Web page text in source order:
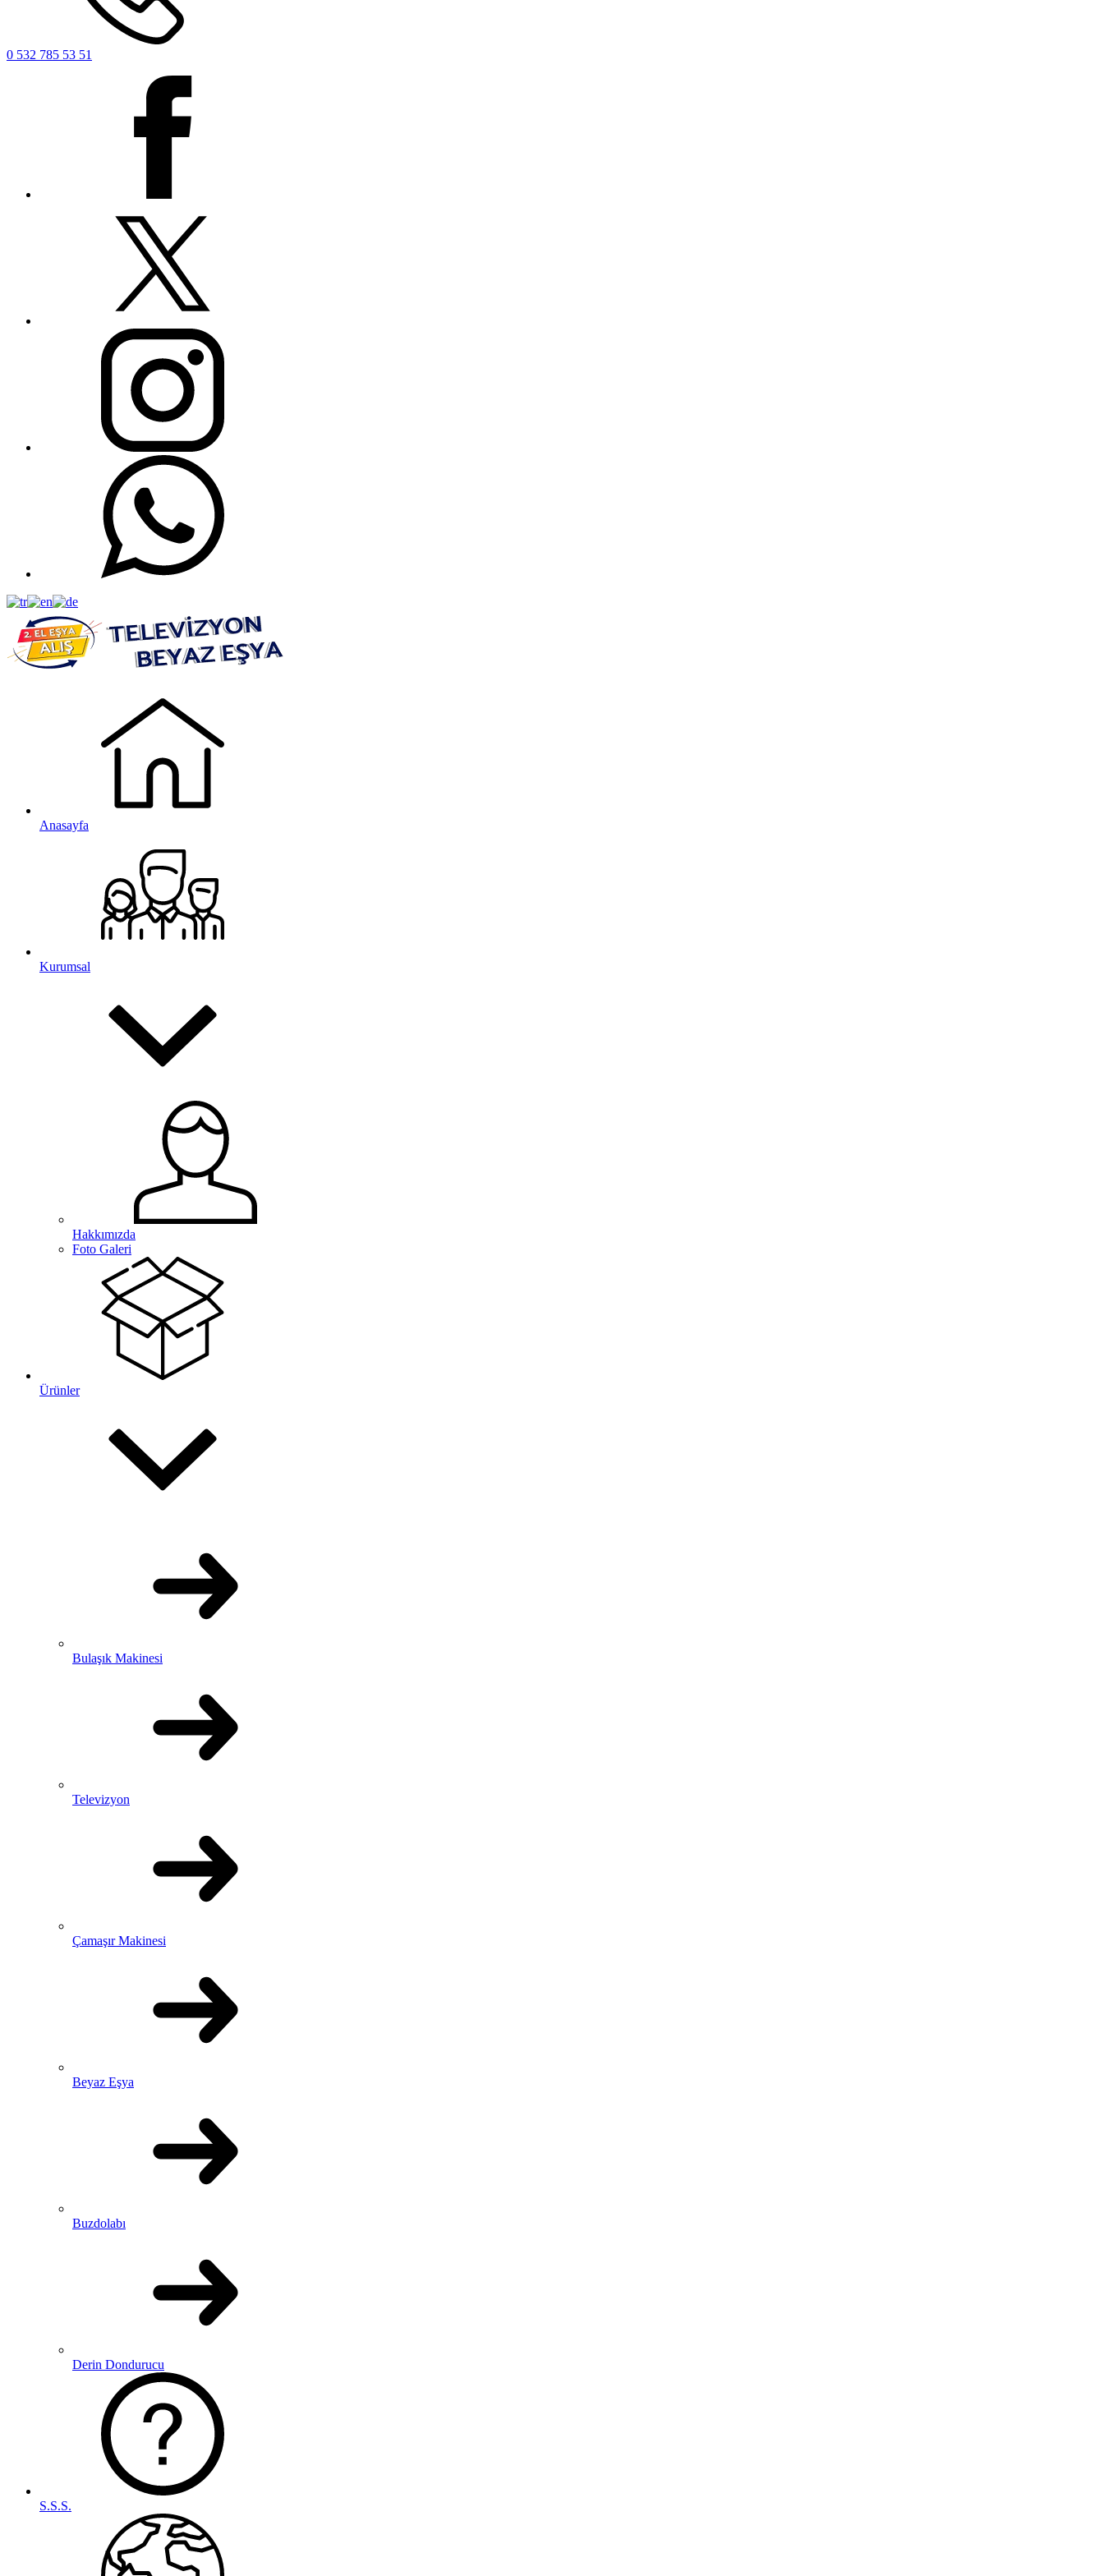
0 532 785 53 51
Anasayfa
Kurumsal
Hakkımızda
Foto Galeri
Ürünler
Bulaşık Makinesi
Televizyon
Çamaşır Makinesi
Beyaz Eşya
Buzdolabı
Derin Dondurucu
S.S.S.